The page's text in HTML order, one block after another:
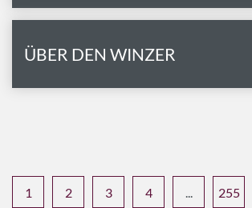
ÜBER DEN WINZER
1 2 3 4 ... 255